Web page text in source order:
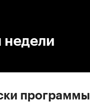
недели
программы